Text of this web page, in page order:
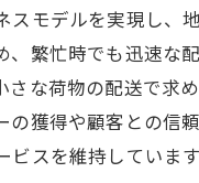
モデルを実現し、
繁忙時でも迅速
な荷物の配送で求
獲得や顧客との
スを維持してい